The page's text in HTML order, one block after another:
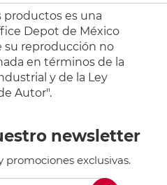
productos es una
Depot de México
su reproducción no
en términos de la
y de la Ley
Autor".
newsletter
promociones exclusivas.